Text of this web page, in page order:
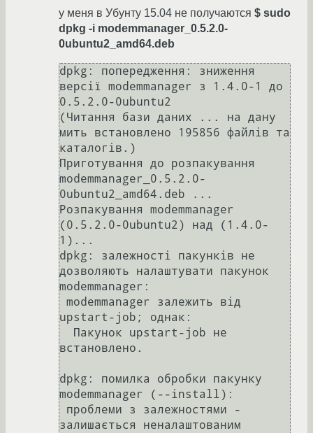
у меня в Убунту 15.04 не получаются $ sudo
dpkg -i modemmanager_0.5.2.0-
0ubuntu2_amd64.deb
dpkg: попередження: зниження
версії modemmanager з 1.4.0-1 до
0.5.2.0-0ubuntu2
(Читання бази даних ... на дану
мить встановлено 195856 файлів та
каталогів.)
Приготування до розпакування
modemmanager_0.5.2.0-
0ubuntu2_amd64.deb ...
Розпакування modemmanager
(0.5.2.0-0ubuntu2) над (1.4.0-
1)...
dpkg: залежності пакунків не
дозволяють налаштувати пакунок
modemmanager:
upstart-job; однак:
встановлено.
dpkg: помилка обробки пакунку
modemmanager (--install):
залишається неналаштованим